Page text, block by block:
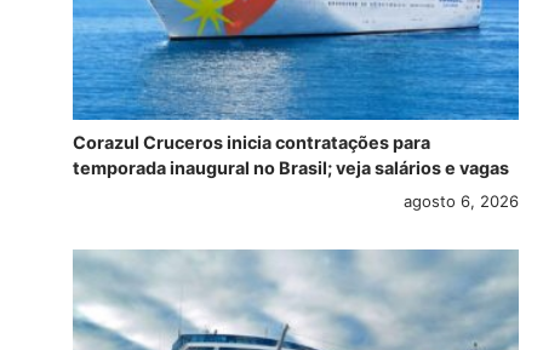
Corazul Cruceros inicia contratações para
temporada inaugural no Brasil; veja salários e vagas
agosto 6, 2026